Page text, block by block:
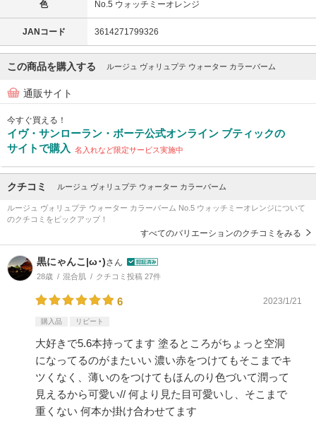
色 No.5 ウォッチミーオレンジ
JANコード 3614271799326
この商品を購入する ルージュ ヴォリュプテ ウォーター カラーバーム
通販サイト
今すぐ買える！
イヴ・サンローラン・ボーテ公式オンライン ブティックの
サイトで購入
名入れなど限定サービス実施中
クチコミ ルージュ ヴォリュプテ ウォーター カラーバーム
ルージュ ヴォリュプテ ウォーター カラーバーム No.5 ウォッチミーオレンジについて
のクチコミをピックアップ！
すべてのバリエーションのクチコミをみる
黒にゃんこ|ω･)さん
28歳 混合肌 クチコミ投稿 27件
6 2023/1/21
購入品 リピート
大好きで5.6本持ってます 塗るところがちょっと空洞
になってるのがまたいい 濃い赤をつけてもそこまでキ
ツくなく、薄いのをつけてもほんのり色づいて潤って
見えるから可愛い// 何より見た目可愛いし、そこまで
重くない 何本か掛け合わせてます